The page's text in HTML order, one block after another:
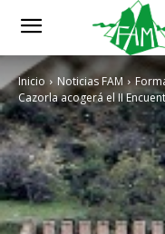
Inicio Noticias FAM
Cazorla acogerá el II